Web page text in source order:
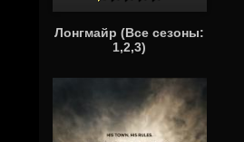
Лонгмайр (Все сезоны:
1,2,3)